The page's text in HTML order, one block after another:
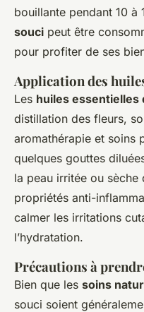
bouillante pendant 10 à
souci peut être
pour profiter de ses
Application des
Les huiles essentielles
distillation des fleurs,
aromathérapie et soins
quelques gouttes
la peau irritée ou
propriétés anti-
calmer les irritations
l’hydratation.
Précautions à
Bien que les soins
souci soient